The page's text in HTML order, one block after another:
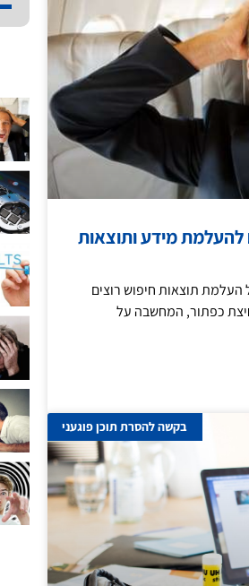
להעלמת מידע ותוצאות
תוצאות חיפוש רוצים
כפתור, המחשבה על
בקשה להסרת תוכן פוגעני